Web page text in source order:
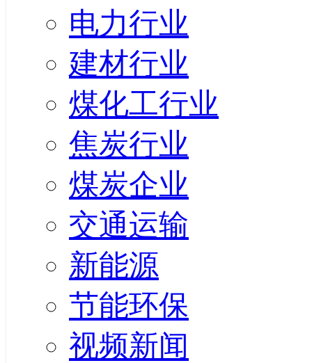
电力行业
建材行业
煤化工行业
焦炭行业
煤炭企业
交通运输
新能源
节能环保
视频新闻